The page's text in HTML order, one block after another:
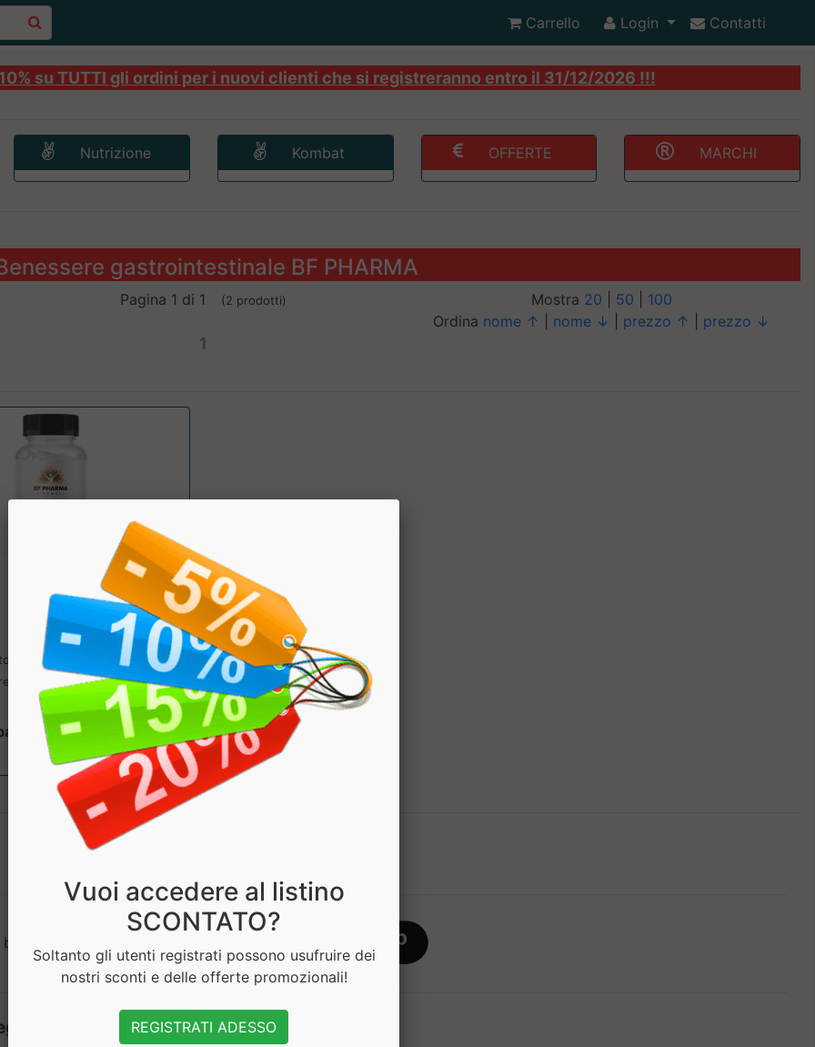
Carrello Login Contatti
su TUTTI gli ordini per i nuovi clienti che si registreranno entro il 31/12/2026 !!!
Nutrizione Kombat OFFERTE MARCHI
gastrointestinale BF PHARMA
Pagina 1 di 1 (2 prodotti)
1
Mostra 20 50
100
Ordina nome ↑ nome ↓ prezzo ↑ prezzo ↓
PROBIOTICI
BF PHARMA
alimentare utile per il
della flora intestinale. ....
da € 17.01
sconto 10%
bisogno di aiuto? Chatta con noi
Vuoi accedere al listino
SCONTATO?
Soltanto gli utenti registrati possono usufruire dei
nostri sconti e delle offerte promozionali!
REGISTRATI ADESSO